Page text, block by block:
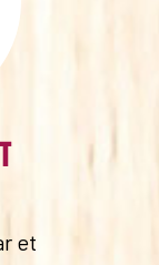
et